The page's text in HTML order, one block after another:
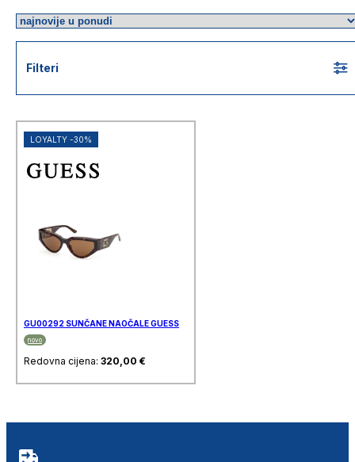
Filteri
LOYALTY -30%
GU00292 SUNČANE NAOČALE GUESS
novo
Redovna cijena: 320,00 €